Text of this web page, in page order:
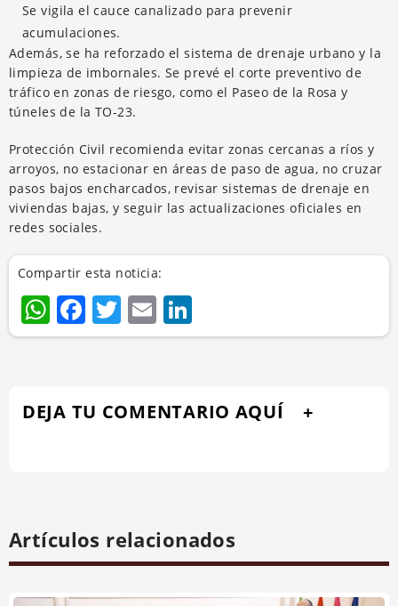
Se vigila el cauce canalizado para prevenir
acumulaciones.
Además, se ha reforzado el sistema de drenaje urbano y la
limpieza de imbornales. Se prevé el corte preventivo de
tráfico en zonas de riesgo, como el Paseo de la Rosa y
túneles de la TO-23.
Protección Civil recomienda evitar zonas cercanas a ríos y
arroyos, no estacionar en áreas de paso de agua, no cruzar
pasos bajos encharcados, revisar sistemas de drenaje en
viviendas bajas, y seguir las actualizaciones oficiales en
redes sociales.
Compartir esta noticia:
WhatsApp
Facebook
Twitter
Email
DEJA TU COMENTARIO AQUÍ
Artículos relacionados